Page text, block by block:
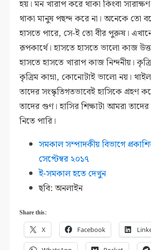
হয়। মন খারাপ করে থাকা কিংবা
থাকা মানুষ পছন্দ করে না। অনেকে তো
হাসতে পারে, সে-ই তো বীর পুরুষ।
রূপকার্থে। হাসতে হাসতে ভালো কাজ
হাসতে হাসতে খারাপ কাজ নিন্দনীয়।
কৃত্রিম কাম্না, কোনোটাই ভালো নয়।
তাদের সংস্কৃতিগতভাবেই হাসিকে গ্রহণ
তাদের গুণ। হাসির শিক্ষাটা আমরা
নিতে পারি।
সমকাল সম্পাদকীয় বিভাগে
সেপ্টেম্বর ২০১৭
ই-সমকাল হতে দেখুন
ছবি: অনলাইন
Share this:
X Facebook